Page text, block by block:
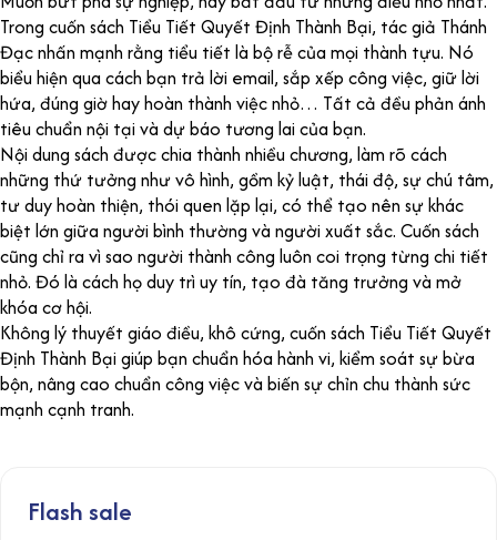
Trong cuốn sách Tiểu Tiết Quyết Định Thành Bại, tác giả Thánh
Đạc nhấn mạnh rằng tiểu tiết là bộ rễ của mọi thành tựu. Nó
biểu hiện qua cách bạn trả lời email, sắp xếp công việc, giữ lời
hứa, đúng giờ hay hoàn thành việc nhỏ… Tất cả đều phản ánh
tiêu chuẩn nội tại và dự báo tương lai của bạn.
Nội dung sách được chia thành nhiều chương, làm rõ cách
những thứ tưởng như vô hình, gồm kỷ luật, thái độ, sự chú tâm,
tư duy hoàn thiện, thói quen lặp lại, có thể tạo nên sự khác
biệt lớn giữa người bình thường và người xuất sắc. Cuốn sách
cũng chỉ ra vì sao người thành công luôn coi trọng từng chi tiết
nhỏ. Đó là cách họ duy trì uy tín, tạo đà tăng trưởng và mở
khóa cơ hội.
Không lý thuyết giáo điều, khô cứng, cuốn sách Tiểu Tiết Quyết
Định Thành Bại giúp bạn chuẩn hóa hành vi, kiểm soát sự bừa
bộn, nâng cao chuẩn công việc và biến sự chỉn chu thành sức
mạnh cạnh tranh.
Flash sale